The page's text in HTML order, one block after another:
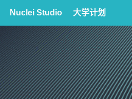
Nuclei Studio 大学计划